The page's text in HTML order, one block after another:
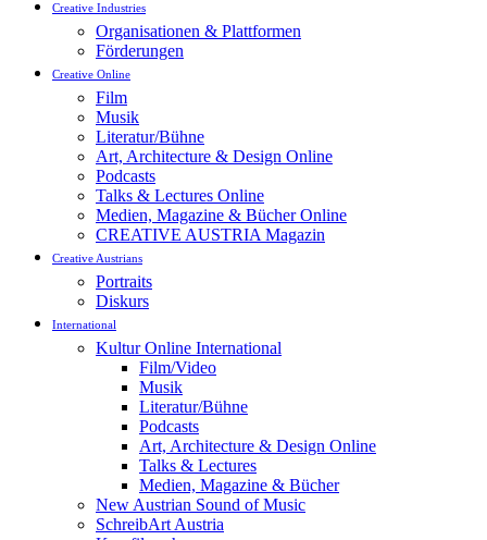
Creative Industries
Organisationen & Plattformen
Förderungen
Creative Online
Film
Musik
Literatur/Bühne
Art, Architecture & Design Online
Podcasts
Talks & Lectures Online
Medien, Magazine & Bücher Online
CREATIVE AUSTRIA Magazin
Creative Austrians
Portraits
Diskurs
International
Kultur Online International
Film/Video
Musik
Literatur/Bühne
Podcasts
Art, Architecture & Design Online
Talks & Lectures
Medien, Magazine & Bücher
New Austrian Sound of Music
SchreibArt Austria